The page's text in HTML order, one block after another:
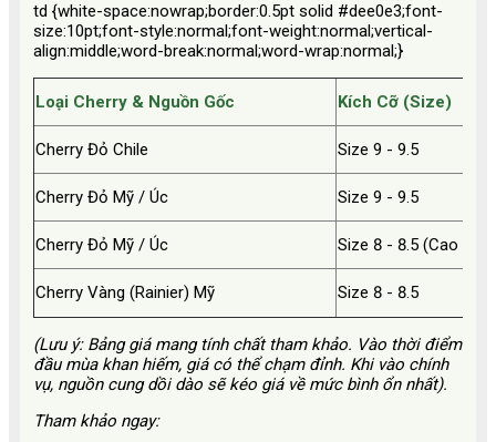
td {white-space:nowrap;border:0.5pt solid #dee0e3;font-
size:10pt;font-style:normal;font-weight:normal;vertical-
align:middle;word-break:normal;word-wrap:normal;}
Loại Cherry & Nguồn Gốc Kích Cỡ (Size)
Cherry Đỏ Chile Size 9 - 9.5
Cherry Đỏ Mỹ / Úc Size 9 - 9.5
Cherry Đỏ Mỹ / Úc Size 8 - 8.5 (Cao cấp)
Cherry Vàng (Rainier) Mỹ Size 8 - 8.5
(Lưu ý: Bảng giá mang tính chất tham khảo. Vào thời điểm
đầu mùa khan hiếm, giá có thể chạm đỉnh. Khi vào chính
vụ, nguồn cung dồi dào sẽ kéo giá về mức bình ổn nhất).
Tham khảo ngay: